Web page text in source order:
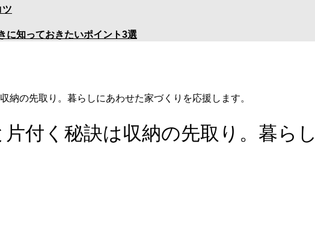
ツ
に知っておきたいポイント3選
納の先取り。暮らしにあわせた家づくりを応援します。
片付く秘訣は収納の先取り。暮ら